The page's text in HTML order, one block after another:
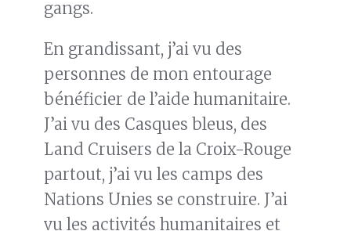
gangs.
En grandissant, j’ai vu des
personnes de mon entourage
bénéficier de l’aide humanitaire.
J’ai vu des Casques bleus, des
Land Cruisers de la Croix-Rouge
partout, j’ai vu les camps des
Nations Unies se construire. J’ai
vu les activités humanitaires et